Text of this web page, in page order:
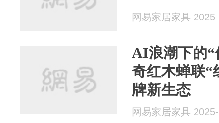
网易家居家具
AI浪潮下的“
奇红木蝉联“
牌新生态
网易家居家具